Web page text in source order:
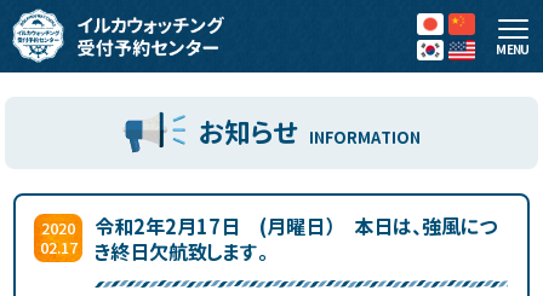
MENU
お知らせ INFORMATION
2020
02.17
令和2年2月17日 (月曜日） 本日は、強風につ
き終日欠航致します。